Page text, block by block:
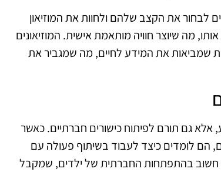
את הקצב שלהם ולחוות את המוזיאון
מה שיוצר חוויה מותאמת אישית. המוזיאונים
שמביאות את המידע לחיים, מה שמגביר את
אלא גם תורם לפיתוח כישורים חברתיים. כאשר
הם לומדים כיצד לעבוד בשיתוף פעולה עם
חשוב בהתפתחות החברתית של ילדים, שמקבל